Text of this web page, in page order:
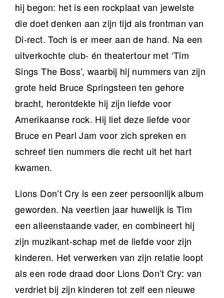
hij begon: het is een rockplaat van jewelste
die doet denken aan zijn tijd als frontman van
Di-rect. Toch is er meer aan de hand. Na een
uitverkochte club- én theatertour met ‘Tim
Sings The Boss’, waarbij hij nummers van zijn
grote held Bruce Springsteen ten gehore
bracht, herontdekte hij zijn liefde voor
Amerikaanse rock. Hij liet deze liefde voor
Bruce en Pearl Jam voor zich spreken en
schreef tien nummers die recht uit het hart
kwamen.
Lions Don’t Cry is een zeer persoonlijk album
geworden. Na veertien jaar huwelijk is Tim
een alleenstaande vader, en combineert hij
zijn muzikant-schap met de liefde voor zijn
kinderen. Het verwerken van zijn relatie loopt
als een rode draad door Lions Don’t Cry: van
verdriet bij zijn kinderen tot zelf een nieuwe